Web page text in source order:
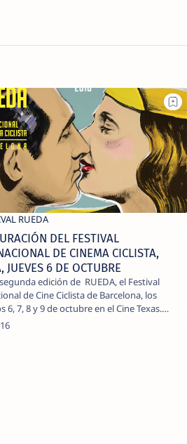
DEL FESTIVAL
DE CINEMA CICLISTA,
JUEVES 6 DE OCTUBRE
edición de RUEDA, el Festival
de Cine Ciclista de Barcelona, los
6, 7, 8 y 9 de octubre en el Cine Texas.…